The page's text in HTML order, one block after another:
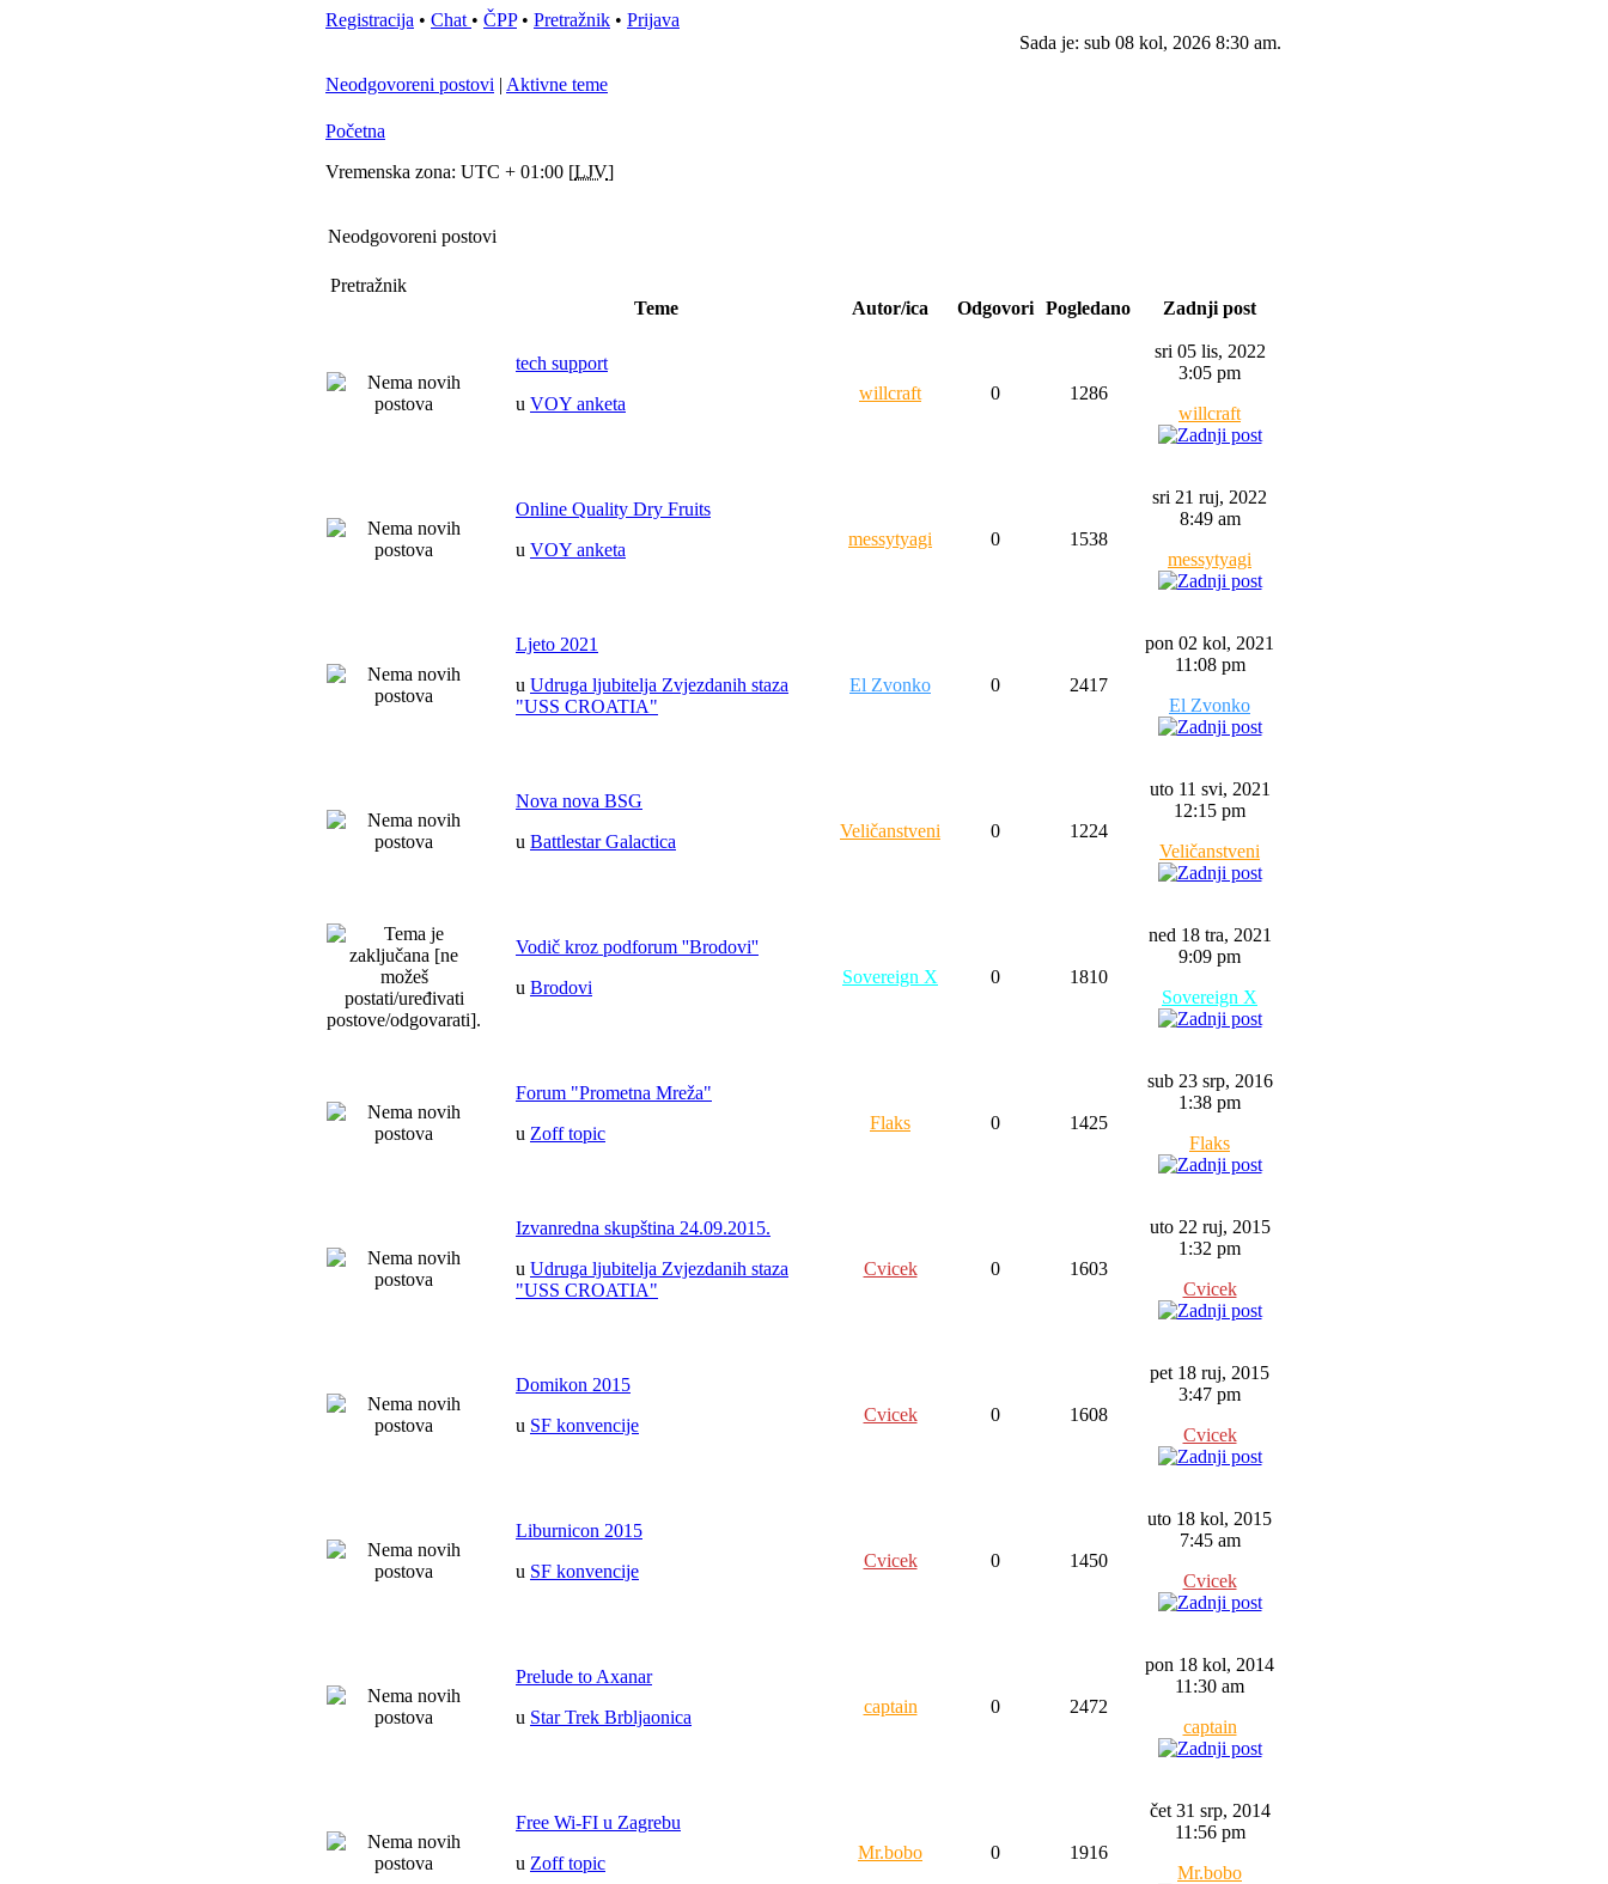
Registracija • Chat • ČPP• Pretražnik • Prijava
Sada je: sub 08 kol, 2026 8:30 am.
Neodgovoreni postovi | Aktivne teme
Početna
Vremenska zona: UTC + 01:00 [LJV]
Neodgovoreni postovi
Pretražnik
Teme
Autor/ica Odgovori Pogledano Zadnji post
tech support
u VOY anketa
willcraft 0 1286
sri 05 lis, 2022
3:05 pm
willcraft
Online Quality Dry Fruits
u VOY anketa
messytyagi 0 1538
sri 21 ruj, 2022
8:49 am
messytyagi
Ljeto 2021
u Udruga ljubitelja Zvjezdanih staza
"USS CROATIA"
El Zvonko 0 2417
pon 02 kol, 2021
11:08 pm
El Zvonko
Nova nova BSG
u Battlestar Galactica
Veličanstveni 0 1224
uto 11 svi, 2021
12:15 pm
Veličanstveni
Vodič kroz podforum ''Brodovi''
u Brodovi
Sovereign X 0 1810
ned 18 tra, 2021
9:09 pm
Sovereign X
Forum "Prometna Mreža"
u Zoff topic
Flaks 0 1425
sub 23 srp, 2016
1:38 pm
Flaks
Izvanredna skupština 24.09.2015.
u Udruga ljubitelja Zvjezdanih staza
"USS CROATIA"
Cvicek 0 1603
uto 22 ruj, 2015
1:32 pm
Cvicek
Domikon 2015
u SF konvencije
Cvicek 0 1608
pet 18 ruj, 2015
3:47 pm
Cvicek
Liburnicon 2015
u SF konvencije
Cvicek 0 1450
uto 18 kol, 2015
7:45 am
Cvicek
Prelude to Axanar
u Star Trek Brbljaonica
captain 0 2472
pon 18 kol, 2014
11:30 am
captain
Free Wi-FI u Zagrebu
u Zoff topic
Mr.bobo 0 1916
čet 31 srp, 2014
11:56 pm
Mr.bobo